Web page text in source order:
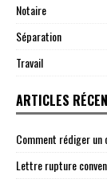
Notaire
Séparation
Travail
ARTICLES
Comment rédiger
Lettre rupture